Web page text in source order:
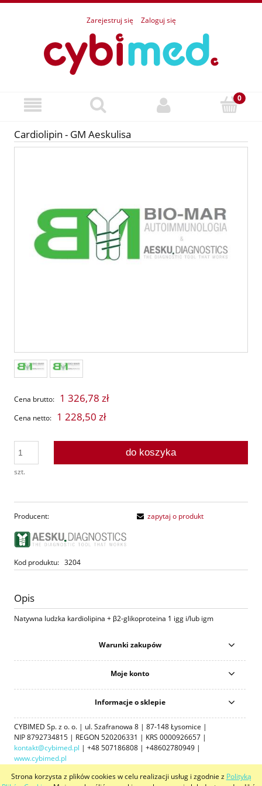
Strona korzysta z plików cookies w celu realizacji usług i zgodnie z Polityką
Zarejestruj się Zaloguj się
Cardiolipin - GM Aeskulisa
Cena brutto: 1 326,78 zł
Cena netto: 1 228,50 zł
szt.
do koszyka
Producent:
Kod produktu: 3204
zapytaj o produkt
Opis
Natywna ludzka kardiolipina + β2-glikoproteina 1 igg i/lub igm
Warunki zakupów
Moje konto
Informacje o sklepie
CYBIMED Sp. z o. o. | ul. Szafranowa 8 | 87-148 Łysomice |
NIP 8792734815 | REGON 520206331 | KRS 0000926657 |
kontakt@cybimed.pl | +48 507186808 | +48602780949 |
www.cybimed.pl